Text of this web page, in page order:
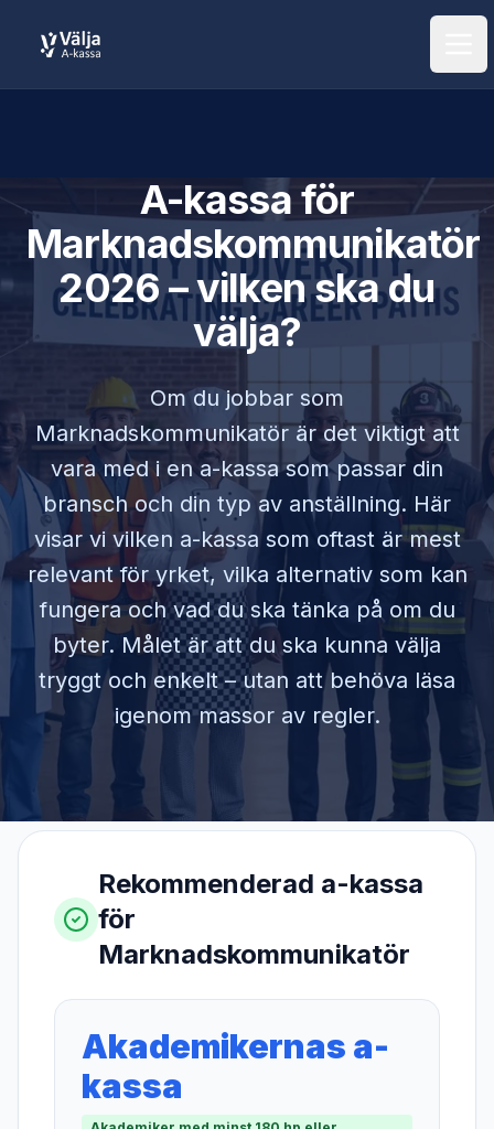
A-kassa för
Marknadskommunikatör
2026 – vilken ska du
välja?
Om du jobbar som
Marknadskommunikatörär det viktigt att
vara med i en a-kassa som passar din
bransch och din typ av anställning. Här
visar vi vilken a-kassa som oftast är mest
relevant för yrket, vilka alternativ som kan
fungera och vad du ska tänka på om du
byter. Målet är att du ska kunna välja
tryggt och enkelt – utan att behöva läsa
igenom massor av regler.
Rekommenderad a-kassa
för
Marknadskommunikatör
Akademikernas a-
kassa